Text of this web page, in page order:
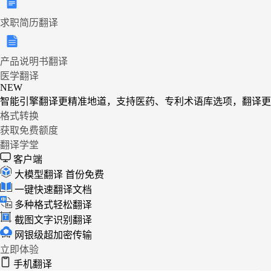
求职简历翻译
产品说明书翻译
医学翻译
NEW
智能引擎翻译更精准地道，支持医药、专利术语库选项，翻译
格式转换
获取免费额度
翻译学堂
客户端
大模型翻译 首份免费
一键快速翻译文档
多种格式轻松翻译
截图文字识别翻译
网银级超加密传输
立即体验
手机翻译